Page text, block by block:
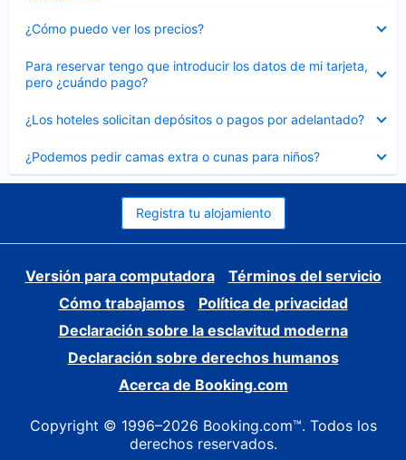
¿Cómo puedo ver los precios?
cerrado
Para reservar tengo que introducir los datos de mi tarjeta,
pero ¿cuándo pago?
cerrado
¿Los hoteles solicitan depósitos o pagos por adelantado?
cerrado
¿Podemos pedir camas extra o cunas para niños?
cerrado
Registra tu alojamiento
Versión para computadora
Términos del servicio
Cómo trabajamos
Política de privacidad
Declaración sobre la esclavitud moderna
Declaración sobre derechos humanos
Acerca de Booking.com
Copyright © 1996–2026 Booking.com™. Todos los
derechos reservados.